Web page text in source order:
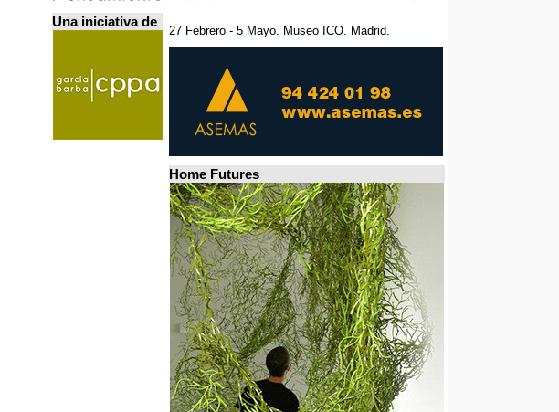
Una iniciativa de
27 Febrero - 5 Mayo. Museo ICO. Madrid.
Home Futures